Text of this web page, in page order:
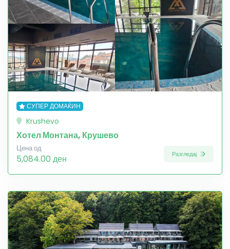
СУПЕР ДОМАЌИН
Krushevo
Хотел Монтана, Крушево
Цена од
5,084.00 ден Разгледај